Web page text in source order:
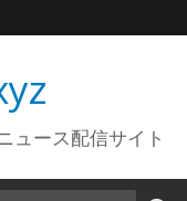
ュース配信サイト